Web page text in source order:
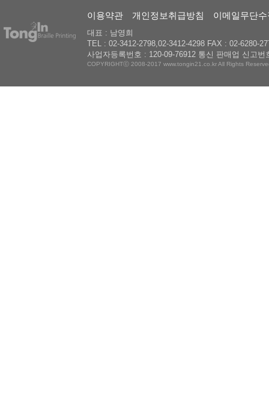
이용약관 개인정보취급방침 이메일무단
대표 : 남영희
TEL : 02-3412-2798,02-3412-4298 FAX : 02-6280-
사업자등록번호 : 120-09-76912 통신 판매업 신고번
COPYRIGHTⓒ 2008-2017 www.tongin21.co.kr All Rights